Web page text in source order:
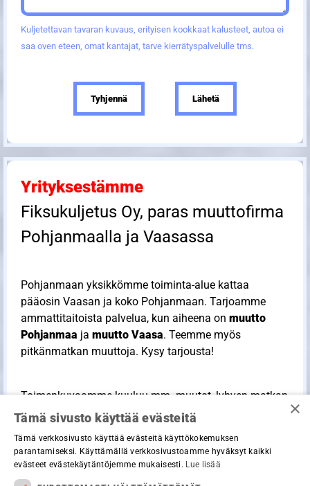
Kuljetettavan tavaran kuvaus, erityisen kookkaat kalusteet, autoa ei
saa oven eteen, omat kantajat, tarve kierrätyspalvelulle tms.
Tyhjennä Lähetä
Yrityksestämme
Fiksukuljetus Oy, paras muuttofirma
Pohjanmaalla ja Vaasassa
Pohjanmaan yksikkömme toiminta-alue kattaa
pääosin Vaasan ja koko Pohjanmaan. Tarjoamme
ammattitaitoista palvelua, kun aiheena on muutto
Pohjanmaa ja muutto Vaasa. Teemme myös
pitkänmatkan muuttoja. Kysy tarjousta!
Toimenkuvaamme kuuluu mm. muutot, lyhyen matkan
muutot, pitkän matkan muutot, painavien tavaroiden
kantoapu, kuljetukset, loppusiivoukset, muuttolaatikot
ja kaikenlaiset muut työt. Kun suunnittelet muuttoa
Pohjanmaalla tai Vaasassa, me olemme luotettava
kumppanisi.
×
Tämä sivusto käyttää evästeitä
Tämä verkkosivusto käyttää evästeitä käyttökokemuksen
parantamiseksi. Käyttämällä verkkosivustoamme hyväksyt kaikki
evästeet evästekäytäntöjemme mukaisesti. Lue lisää